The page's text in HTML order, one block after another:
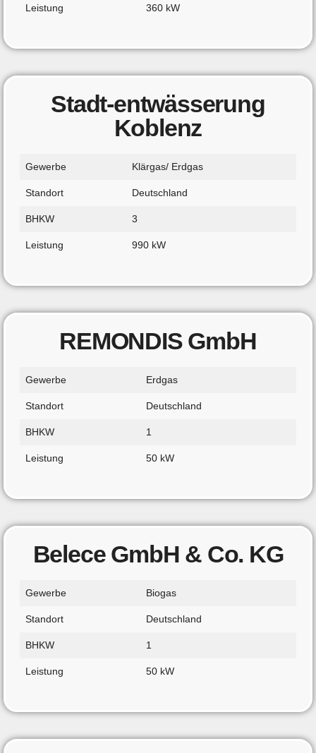
Leistung 360 kW
Stadt-entwässerung
Koblenz
Gewerbe Klärgas/ Erdgas
Standort Deutschland
BHKW 3
Leistung 990 kW
REMONDIS GmbH
Gewerbe Erdgas
Standort Deutschland
BHKW 1
Leistung 50 kW
Belece GmbH & Co. KG
Gewerbe Biogas
Standort Deutschland
BHKW 1
Leistung 50 kW